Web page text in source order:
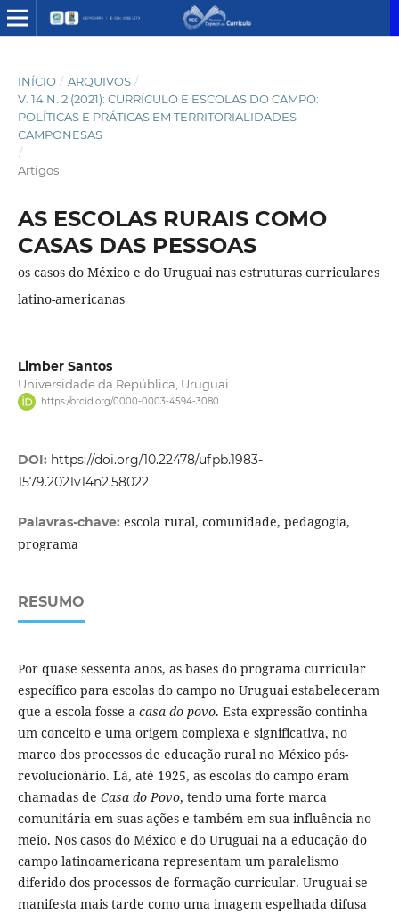
INÍCIO / ARQUIVOS /
V. 14 N. 2 (2021): CURRÍCULO E ESCOLAS DO CAMPO:
POLÍTICAS E PRÁTICAS EM TERRITORIALIDADES
CAMPONESAS
/
Artigos
AS ESCOLAS RURAIS COMO
CASAS DAS PESSOAS
os casos do México e do Uruguai nas estruturas curriculares
latino-americanas
Limber Santos
Universidade da República, Uruguai.
https://orcid.org/0000-0003-4594-3080
DOI: https://doi.org/10.22478/ufpb.1983-
1579.2021v14n2.58022
Palavras-chave: escola rural, comunidade, pedagogia,
programa
RESUMO
Por quase sessenta anos, as bases do programa curricular
específico para escolas do campo no Uruguai estabeleceram
que a escola fosse a casa do povo. Esta expressão continha
um conceito e uma origem complexa e significativa, no
marco dos processos de educação rural no México pós-
revolucionário. Lá, até 1925, as escolas do campo eram
chamadas de Casa do Povo, tendo uma forte marca
comunitária em suas ações e também em sua influência no
meio. Nos casos do México e do Uruguai na a educação do
campo latinoamericana representam um paralelismo
diferido dos processos de formação curricular. Uruguai se
manifesta mais tarde como uma imagem espelhada difusa